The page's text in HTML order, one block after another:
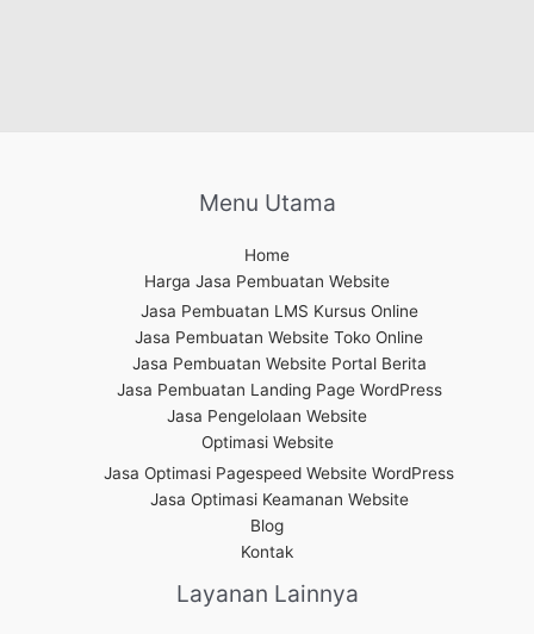
Menu Utama
Home
Harga Jasa Pembuatan Website
Jasa Pembuatan LMS Kursus Online
Jasa Pembuatan Website Toko Online
Jasa Pembuatan Website Portal Berita
Jasa Pembuatan Landing Page WordPress
Jasa Pengelolaan Website
Optimasi Website
Jasa Optimasi Pagespeed Website WordPress
Jasa Optimasi Keamanan Website
Blog
Kontak
Layanan Lainnya